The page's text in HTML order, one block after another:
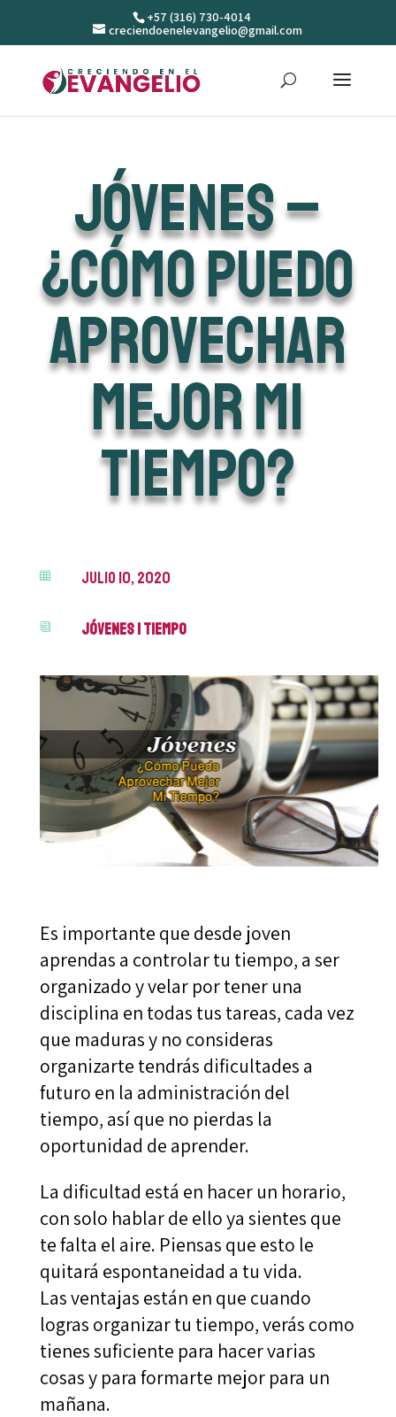
+57 (316) 730-4014
creciendoenelevangelio@gmail.com
JÓVENES –
¿Cómo puedo
aprovechar
mejor mi
tiempo?
 julio 10, 2020
i Jóvenes|Tiempo
Es importante que desde joven
aprendas a controlar tu tiempo, a ser
organizado y velar por tener una
disciplina en todas tus tareas, cada vez
que maduras y no consideras
organizarte tendrás dificultades a
futuro en la administración del
tiempo, así que no pierdas la
oportunidad de aprender.
La dificultad está en hacer un horario,
con solo hablar de ello ya sientes que
te falta el aire. Piensas que esto le
quitará espontaneidad a tu vida.
Las ventajas están en que cuando
logras organizar tu tiempo, verás como
tienes suficiente para hacer varias
cosas y para formarte mejor para un
mañana.